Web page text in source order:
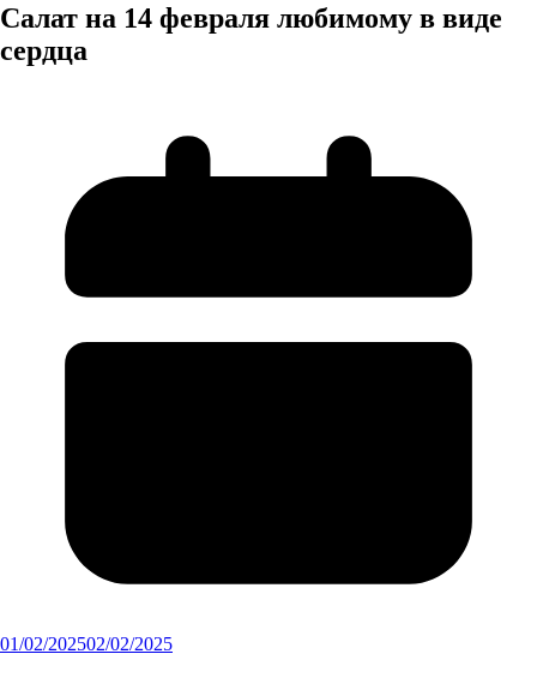
Салат на 14 февраля любимому в виде
сердца
01/02/202502/02/2025